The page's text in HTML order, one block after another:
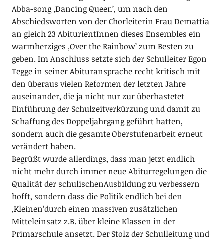
Abba-song ‚Dancing Queen’, um nach den
Abschiedsworten von der Chorleiterin Frau Demattia
an gleich 23 AbiturientInnen dieses Ensembles ein
warmherziges ‚Over the Rainbow’ zum Besten zu
geben. Im Anschluss setzte sich der Schulleiter Egon
Tegge in seiner Abituransprache recht kritisch mit
den überaus vielen Reformen der letzten Jahre
auseinander, die ja nicht nur zur überhastetet
Einführung der Schulzeitverkürzung und damit zu
Schaffung des Doppeljahrgang geführt hatten,
sondern auch die gesamte Oberstufenarbeit erneut
verändert haben.
Begrüßt wurde allerdings, dass man jetzt endlich
nicht mehr durch immer neue Abiturregelungen die
Qualität der schulischenAusbildung zu verbessern
hofft, sondern dass die Politik endlich bei den
‚Kleinen’durch einen massiven zusätzlichen
Mitteleinsatz z.B. über kleine Klassen in der
Primarschule ansetzt. Der Stolz der Schulleitung und